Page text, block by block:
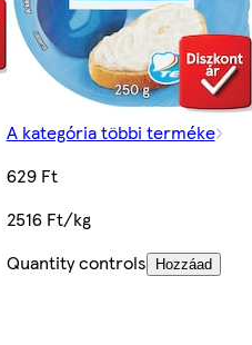
A kategória többi terméke
629 Ft
2516 Ft/kg
Quantity controls
Hozzáad